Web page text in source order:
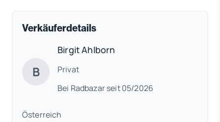
Verkäuferdetails
B
Birgit Ahlborn
Privat
Bei Radbazar seit 05/2026
Österreich